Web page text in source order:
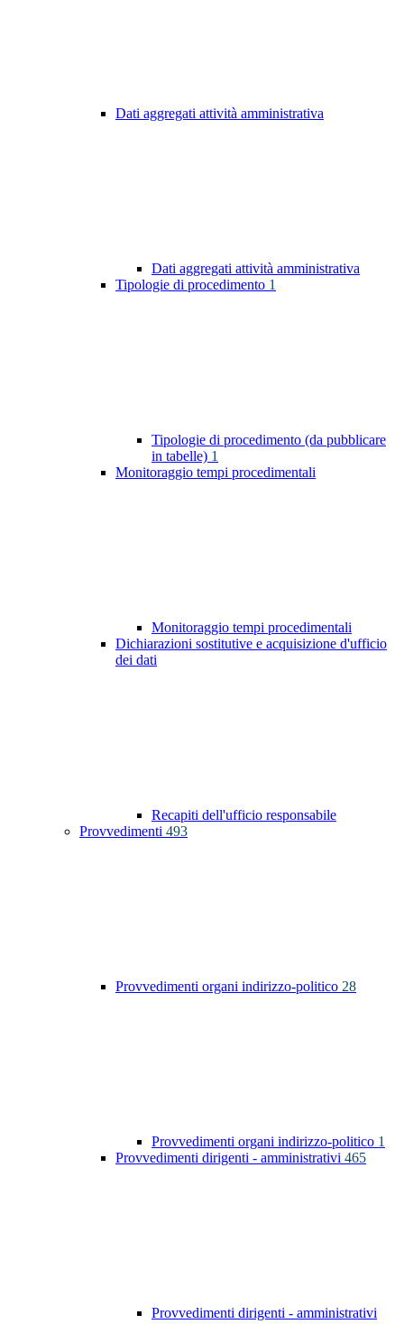
Dati aggregati attività amministrativa
Dati aggregati attività amministrativa
Tipologie di procedimento 1
Tipologie di procedimento (da pubblicare
in tabelle) 1
Monitoraggio tempi procedimentali
Monitoraggio tempi procedimentali
Dichiarazioni sostitutive e acquisizione d'ufficio
dei dati
Recapiti dell'ufficio responsabile
Provvedimenti 493
Provvedimenti organi indirizzo-politico 28
Provvedimenti organi indirizzo-politico 1
Provvedimenti dirigenti - amministrativi 465
Provvedimenti dirigenti - amministrativi